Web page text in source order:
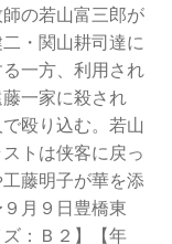
の若山富三郎が
・関山耕司達に
一方、利用され
一家に殺され
殴り込む。若山
トは侠客に戻っ
藤明子が華を添
月９日豊橋東
：Ｂ２】【年